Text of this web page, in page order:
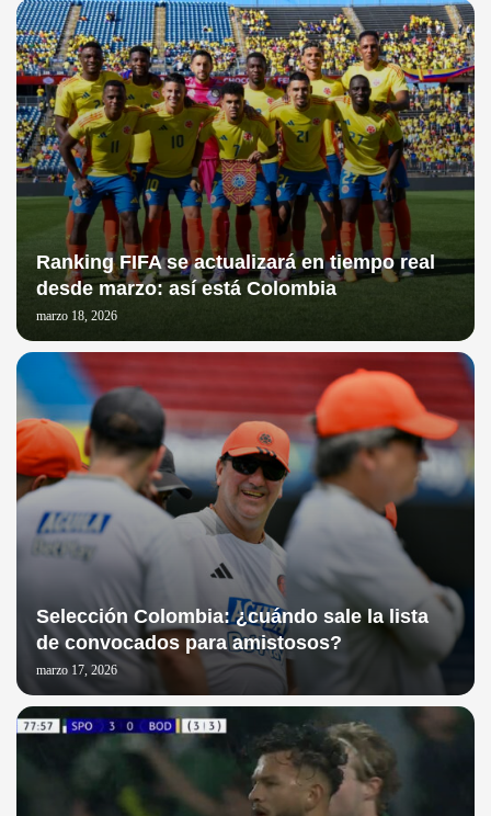
Ranking FIFA se actualizará en tiempo real
desde marzo: así está Colombia
marzo 18, 2026
Selección Colombia: ¿cuándo sale la lista
de convocados para amistosos?
marzo 17, 2026